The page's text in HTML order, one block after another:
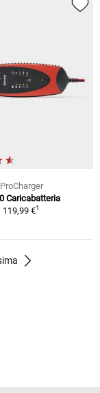
ProCharger
Caricabatteria
119,99 €1